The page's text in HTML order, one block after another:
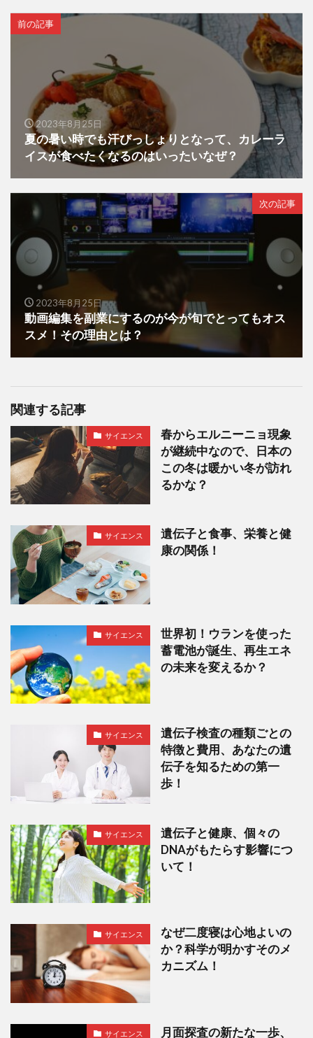
前の記事
2023年8月25日
夏の暑い時でも汗びっしょりとなって、カレーラ
イスが食べたくなるのはいったいなぜ？
次の記事
2023年8月25日
動画編集を副業にするのが今が旬でとってもオス
スメ！その理由とは？
関連する記事
サイエンス
春からエルニーニョ現象
が継続中なので、日本の
この冬は暖かい冬が訪れ
るかな？
サイエンス
遺伝子と食事、栄養と健
康の関係！
サイエンス
世界初！ウランを使った
蓄電池が誕生、再生エネ
の未来を変えるか？
サイエンス
遺伝子検査の種類ごとの
特徴と費用、あなたの遺
伝子を知るための第一
歩！
サイエンス
遺伝子と健康、個々の
DNAがもたらす影響につ
いて！
サイエンス
なぜ二度寝は心地よいの
か？科学が明かすそのメ
カニズム！
サイエンス 月面探査の新たな一歩、